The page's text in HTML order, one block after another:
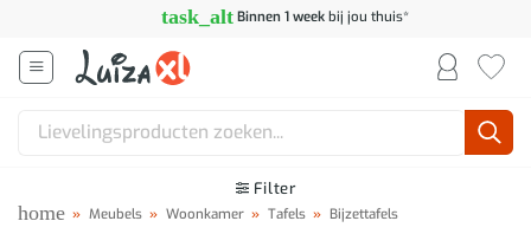
inhoud
task_alt Binnen 1 weekbij jou thuis*
Zoeken
Filter
home » Meubels » Woonkamer » Tafels » Bijzettafels